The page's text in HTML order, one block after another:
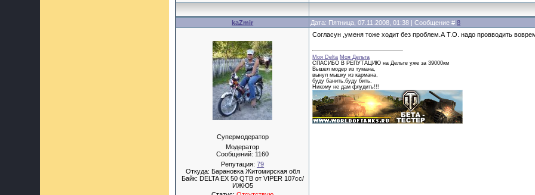
kaZmir Дата: Пятница, 07.11.2008, 01:38 | Сообщение #8
Супермодератор
Модератор
Сообщений: 1160
Репутация:79
Откуда: Барановка Житомирская обл
Байк: DELTA EX 50 QTB от VIPER 107сс/
ИЖЮ5
Согласун ,уменя тоже ходит без проблем.А Т.О. надо провводить
Моя Delta Моя Дельта
СПАСИБО В РЕПУТАЦИЮ на Дельте уже за 39000км
Вышел модер из тумана,
вынул мышку из кармана,
буду банить,буду бить.
Никому не дам флудить!!!